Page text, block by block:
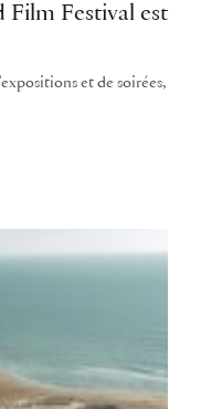
Film Festival est
et de soirées,